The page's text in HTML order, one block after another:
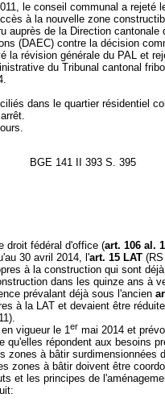
le conseil communal a rejeté
à la nouvelle zone
auprès de la Direction cantonale
(DAEC) contre la décision
la révision générale du PAL et
du Tribunal cantonal
dans le quartier résidentiel
BGE 141 II 393 S. 395
droit fédéral d'office (art. 106 al.
30 avril 2014, l'art. 15 LAT
à la construction qui sont
dans les quinze ans à
prévalant déjà sous l'ancien
à la LAT et devaient être
vigueur le 1er mai 2014 et
qu'elles répondent aux besoins
zones à bâtir surdimensionnées
zones à bâtir doivent être
et les principes de